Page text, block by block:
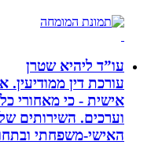
עו”ד ליהיא שטרן
עורכת דין ממודיעין. אני
אישית - כי מאחורי כל
וערכים. השירותים שלי:
האישי-משפחתי ובתחום